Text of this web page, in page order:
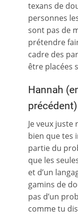
texans de
personnes
sont pas de
prétendre
cadre des
être placées
Hannah
précédent)
Je veux
bien que tes
partie du
que les
et d’un
gamins de
pas d’un
comme tu